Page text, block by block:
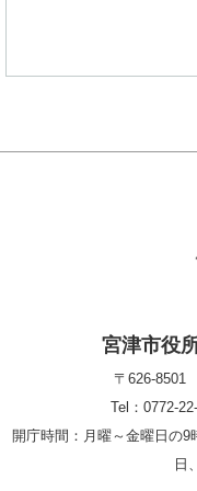
宮津市役
〒626-8501
Tel：0772-
開庁時間：月曜～金曜日の
日